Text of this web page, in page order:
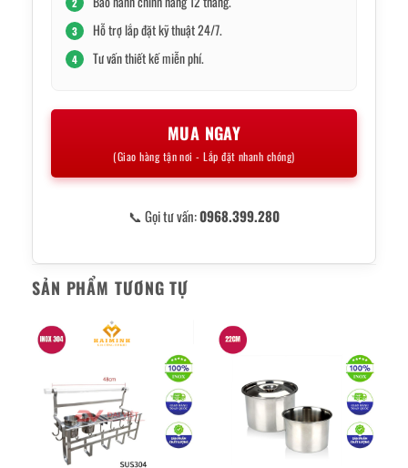
2
3 Hỗ trợ lắp đặt kỹ thuật 24/7.
4 Tư vấn thiết kế miễn phí.
MUA NGAY
(Giao hàng tận nơi - Lắp đặt nhanh chóng)
📞 Gọi tư vấn:0968.399.280
SẢN PHẨM TƯƠNG TỰ